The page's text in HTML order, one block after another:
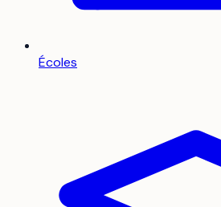
Écoles